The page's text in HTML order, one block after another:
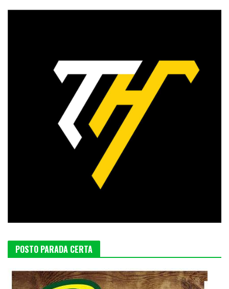
POSTO PARADA CERTA